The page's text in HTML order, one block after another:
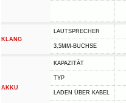
KLANG
LAUTSPRECHER
3,5MM-BUCHSE
AKKU
KAPAZITÄT
TYP
LADEN ÜBER KABEL